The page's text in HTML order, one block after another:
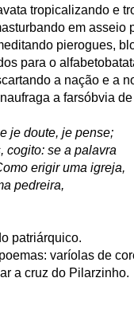
tropicalizando e
em asseio
pierogues,
para o
a nação e a
a farsóbvia de
je doute, je pense;
cogito: se a palavra
erigir uma igreja,
pedreira,
patriárquico.
varíolas de
a cruz do Pilarzinho.